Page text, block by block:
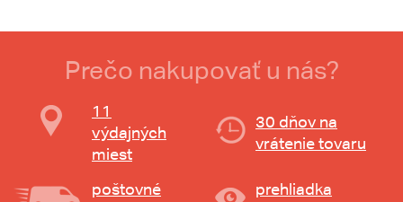
Prečo nakupovať u nás?
11
výdajných
miest
30 dňov na
vrátenie tovaru
poštovné
prehliadka